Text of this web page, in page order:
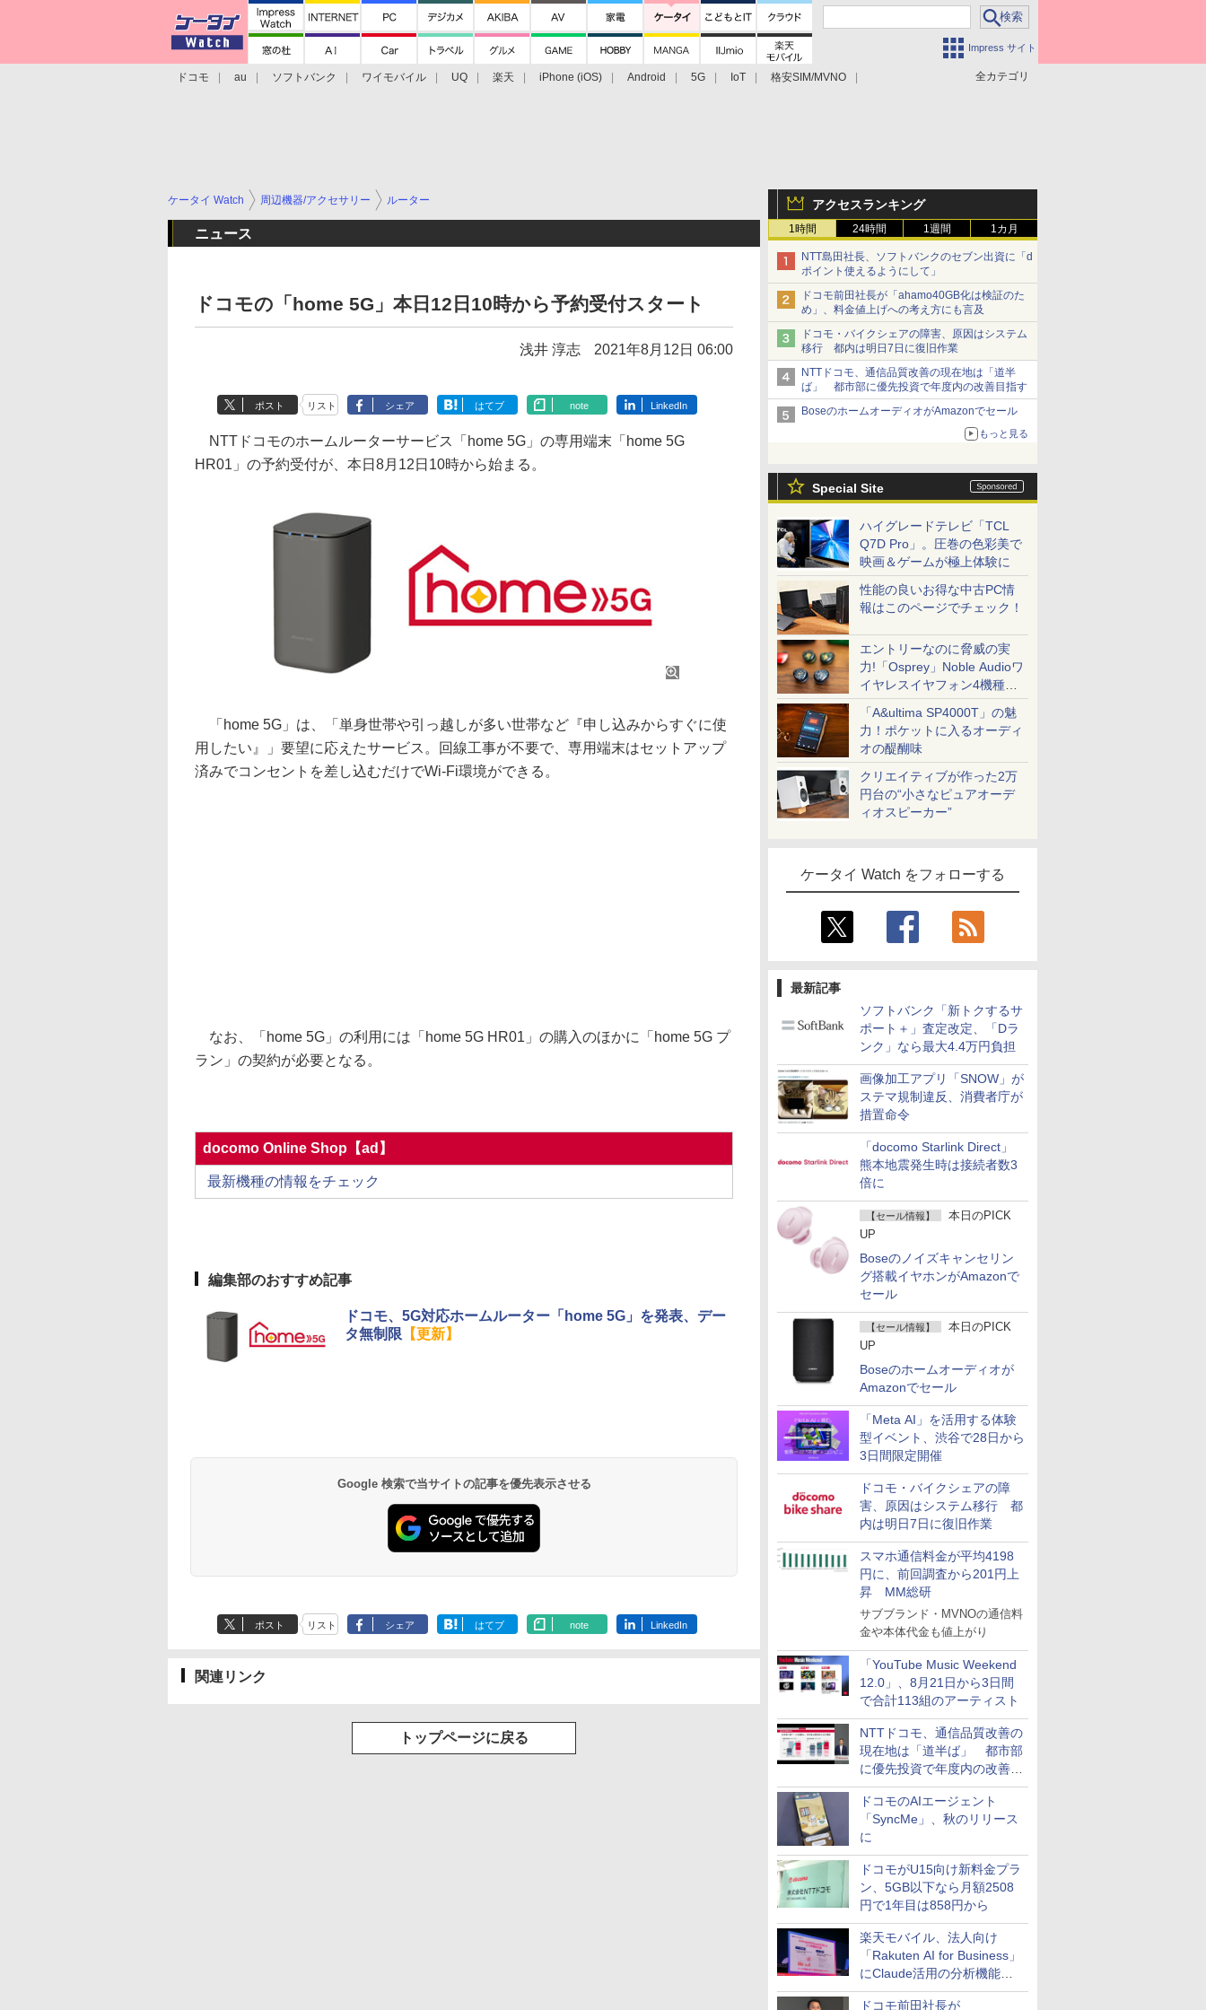
Impress サイト
全カテゴリ
ドコモ au ソフトバンク ワイモバイル UQ 楽天 iPhone (iOS) Android 5G IoT
格安SIM/MVNO
アクセスランキング
1時間 24時間 1週間 1カ月
NTT島田社長、ソフトバンクのセブン出資に「d
ポイント使えるようにして」
ドコモ前田社長が「ahamo40GB化は検証のた
め」、料金値上げへの考え方にも言及
ドコモ・バイクシェアの障害、原因はシステム
移行 都内は明日7日に復旧作業
NTTドコモ、通信品質改善の現在地は「道半
ば」 都市部に優先投資で年度内の改善目指す
BoseのホームオーディオがAmazonでセール
もっと見る
Special Site
ハイグレードテレビ「TCL
Q7D Pro」。圧巻の色彩美で
映画＆ゲームが極上体験に
性能の良いお得な中古PC情
報はこのページでチェック！
エントリーなのに脅威の実
力!「Osprey」Noble Audioワ
イヤレスイヤフォン4機種を
一気に聴く
「A&ultima SP4000T」の魅
力！ポケットに入るオーディ
オの醍醐味
クリエイティブが作った2万
円台の“小さなピュアオーデ
ィオスピーカー”
ケータイ Watch をフォローする
最新記事
ソフトバンク「新トクするサ
ポート＋」査定改定、「Dラ
ンク」なら最大4.4万円負担
画像加工アプリ「SNOW」が
ステマ規制違反、消費者庁が
措置命令
「docomo Starlink Direct」
熊本地震発生時は接続者数3
倍に
【セール情報】
本日のPICK
UP
Boseのノイズキャンセリン
グ搭載イヤホンがAmazonで
セール
【セール情報】
本日のPICK
UP
Boseのホームオーディオが
Amazonでセール
「Meta AI」を活用する体験
型イベント、渋谷で28日から
3日間限定開催
ドコモ・バイクシェアの障
害、原因はシステム移行 都
内は明日7日に復旧作業
スマホ通信料金が平均4198
円に、前回調査から201円上
昇 MM総研
サブブランド・MVNOの通信料
金や本体代金も値上がり
「YouTube Music Weekend
12.0」、8月21日から3日間
で合計113組のアーティスト
NTTドコモ、通信品質改善の
現在地は「道半ば」 都市部
に優先投資で年度内の改善目
指す
ドコモのAIエージェント
「SyncMe」、秋のリリース
に
ドコモがU15向け新料金プラ
ン、5GB以下なら月額2508
円で1年目は858円から
楽天モバイル、法人向け
「Rakuten AI for Business」
にClaude活用の分析機能な
どを追加
ドコモ前田社長が
ケータイ Watch 周辺機器/アクセサリー ルーター
ニュース
ドコモの「home 5G」本日12日10時から予約受付スタート
浅井 淳志 2021年8月12日 06:00
ポスト リスト シェア はてブ note LinkedIn
NTTドコモのホームルーターサービス「home 5G」の専用端末「home 5G
HR01」の予約受付が、本日8月12日10時から始まる。
「home 5G」は、「単身世帯や引っ越しが多い世帯など『申し込みからすぐに使
用したい』」要望に応えたサービス。回線工事が不要で、専用端末はセットアップ
済みでコンセントを差し込むだけでWi-Fi環境ができる。
なお、「home 5G」の利用には「home 5G HR01」の購入のほかに「home 5G プ
ラン」の契約が必要となる。
docomo Online Shop【ad】
最新機種の情報をチェック
編集部のおすすめ記事
ドコモ、5G対応ホームルーター「home 5G」を発表、デー
タ無制限 【更新】
Google 検索で当サイトの記事を優先表示させる
ポスト リスト シェア はてブ note LinkedIn
関連リンク
トップページに戻る